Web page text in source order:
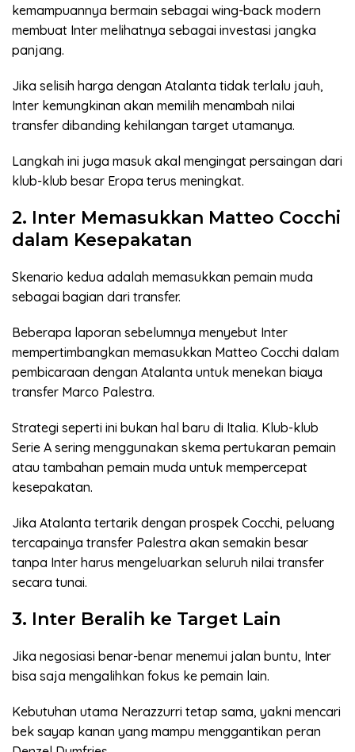
kemampuannya bermain sebagai wing-back modern
membuat Inter melihatnya sebagai investasi jangka
panjang.
Jika selisih harga dengan Atalanta tidak terlalu jauh,
Inter kemungkinan akan memilih menambah nilai
transfer dibanding kehilangan target utamanya.
Langkah ini juga masuk akal mengingat persaingan dari
klub-klub besar Eropa terus meningkat.
2. Inter Memasukkan Matteo Cocchi
dalam Kesepakatan
Skenario kedua adalah memasukkan pemain muda
sebagai bagian dari transfer.
Beberapa laporan sebelumnya menyebut Inter
mempertimbangkan memasukkan Matteo Cocchi dalam
pembicaraan dengan Atalanta untuk menekan biaya
transfer Marco Palestra.
Strategi seperti ini bukan hal baru di Italia. Klub-klub
Serie A sering menggunakan skema pertukaran pemain
atau tambahan pemain muda untuk mempercepat
kesepakatan.
Jika Atalanta tertarik dengan prospek Cocchi, peluang
tercapainya transfer Palestra akan semakin besar
tanpa Inter harus mengeluarkan seluruh nilai transfer
secara tunai.
3. Inter Beralih ke Target Lain
Jika negosiasi benar-benar menemui jalan buntu, Inter
bisa saja mengalihkan fokus ke pemain lain.
Kebutuhan utama Nerazzurri tetap sama, yakni mencari
bek sayap kanan yang mampu menggantikan peran